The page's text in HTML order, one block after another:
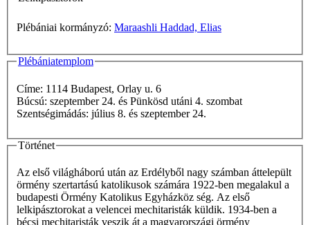
Plébániai kormányzó: Maraashli Haddad, Elias
Plébániatemplom
Címe: 1114 Budapest, Orlay u. 6
Búcsú: szeptember 24. és Pünkösd utáni 4. szombat
Szentségimádás: július 8. és szeptember 24.
Történet
Az első világháború után az Erdélyből nagy számban áttelepült
örmény szertartású katolikusok számára 1922-ben megalakul a
budapesti Örmény Katolikus Egyházköz­ ség. Az első
lelkipásztorokat a velencei mechitaristák küldik. 1934-ben a
bécsi mechitaristák veszik át a magyarországi örmény